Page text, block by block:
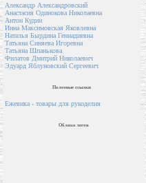
Александр Александровский
Анастасия Одинокова Николаевна
Антон Кудин
Инна Максимовская Яковлевна
Наталья Бырдина Геннадиевна
Татьяна Синяева Игоревна
Татьяна Шпанькова
Филатов Дмитрий Николаевич
Эдуард Яблуновский Сергеевич
Полезные ссылки
Ежевика - товары для рукоделия
Облако тегов